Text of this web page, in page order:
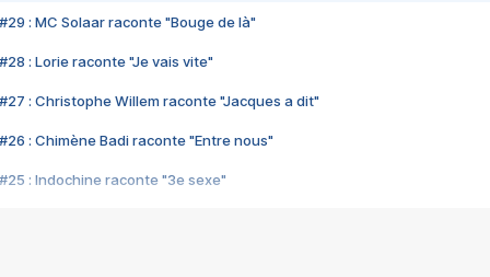
#29 : MC Solaar raconte "Bouge de là"
#28 : Lorie raconte "Je vais vite"
#27 : Christophe Willem raconte "Jacques a dit"
#26 : Chimène Badi raconte "Entre nous"
#25 : Indochine raconte "3e sexe"